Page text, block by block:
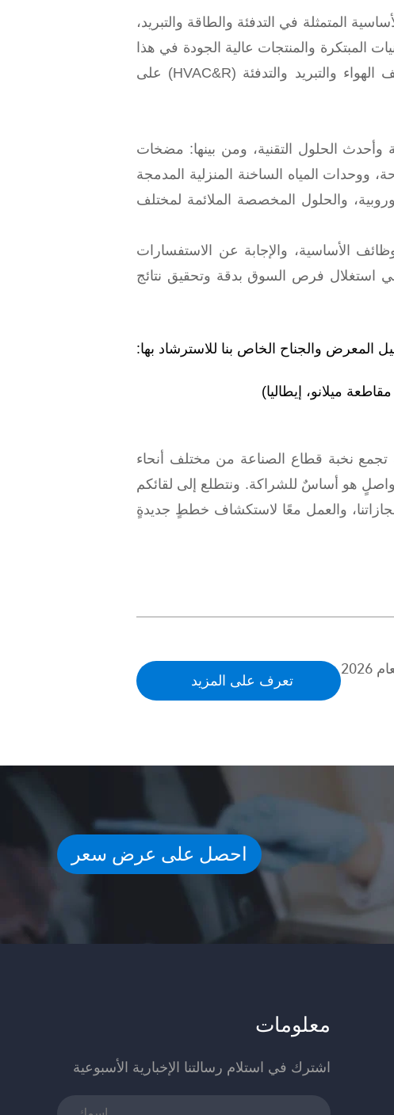
المتمثلة في التدفئة والطاقة والتبريد،
والمنتجات عالية الجودة في هذا
القطاع، ويضطلع برسالةٍ بالغة الأهمية تتمثل في دعم وتعزيز التنمية التعاونية لصناعة تكييف الهواء والتبريد والتدفئة (HVAC&R) على
الحلول التقنية، ومن بينها: مضخات
ووحدات المياه الساخنة المنزلية المدمجة
والحلول المخصصة الملائمة لمختلف
الأساسية، والإجابة عن الاستفسارات
استغلال فرص السوق بدقة وتحقيق نتائج
المعرض والجناح الخاص بنا للاسترشاد بها:
تجمع نخبة قطاع الصناعة من مختلف أنحاء
هو أساسٌ للشراكة. ونتطلع إلى لقائكم
والعمل معًا لاستكشاف خططٍ جديدةٍ
تعرف على المزيد
احصل على عرض سعر
معلومات
اشترك في استلام رسالتنا الإخبارية الأسبوعية